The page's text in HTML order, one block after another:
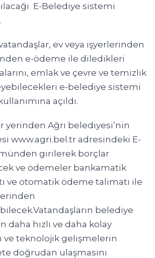
E-Belediye sistemi
ev veya işyerlerinden
e-ödeme ile diledikleri
emlak ve çevre ve temizlik
e-belediye sistemi
açıldı.
yerinden Ağrı belediyesi’nin
www.agri.bel.tr adresindeki E-
girilerek borçlar
ve ödemeler bankamatik
ve otomatik ödeme talimatı ile
belediye
hızlı ve daha kolay
ve teknolojik gelişmelerin
doğrudan ulaşmasını